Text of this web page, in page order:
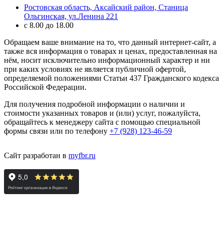
Ростовская область, Аксайский район, Станица
Ольгинская, ул.Ленина 221
с 8.00 до 18.00
Обращаем ваше внимание на то, что данный интернет-сайт, а
также вся информация о товарах и ценах, предоставленная на
нём, носит исключительно информационный характер и ни
при каких условиях не является публичной офертой,
определяемой положениями Статьи 437 Гражданского кодекса
Российской Федерации.
Для получения подробной информации о наличии и
стоимости указанных товаров и (или) услуг, пожалуйста,
обращайтесь к менеджеру сайта с помощью специальной
формы связи или по телефону +7 (928) 123-46-59
Сайт разработан в myfbr.ru